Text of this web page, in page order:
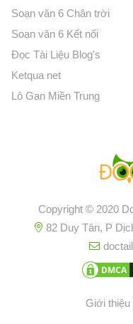
Soạn văn 6 Chân trời
Soạn văn 6 Kết nối
Đọc Tài Liệu Blog's
Ketqua net
Lô Gan Miền Trung
Copyright © 2020
82 Duy Tân, P
Giới thiệu